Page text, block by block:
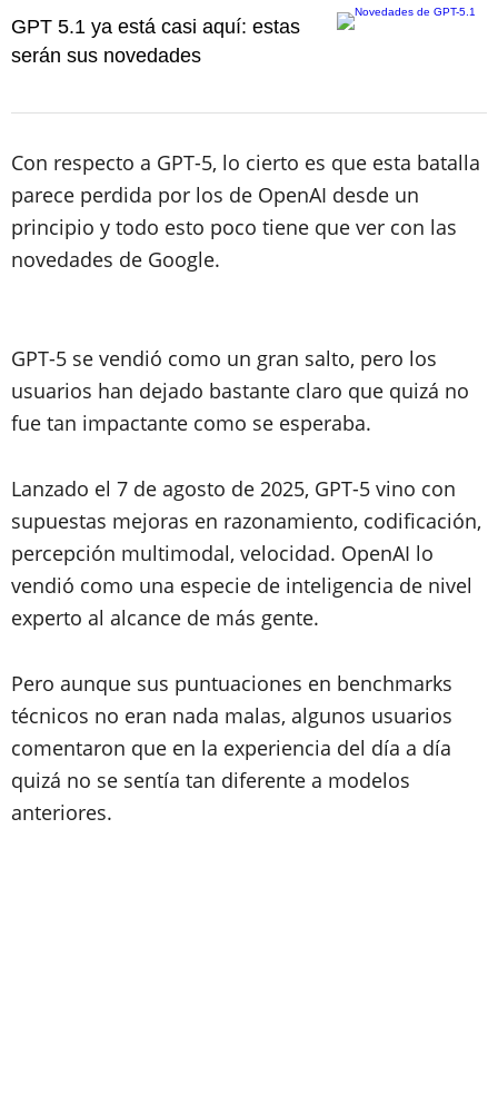
GPT 5.1 ya está casi aquí: estas
serán sus novedades
Con respecto a GPT-5, lo cierto es que esta batalla
parece perdida por los de OpenAI desde un
principio y todo esto poco tiene que ver con las
novedades de Google.
GPT-5 se vendió como un gran salto, pero los
usuarios han dejado bastante claro que quizá no
fue tan impactante como se esperaba.
Lanzado el 7 de agosto de 2025, GPT-5 vino con
supuestas mejoras en razonamiento, codificación,
percepción multimodal, velocidad. OpenAI lo
vendió como una especie de inteligencia de nivel
experto al alcance de más gente.
Pero aunque sus puntuaciones en benchmarks
técnicos no eran nada malas, algunos usuarios
comentaron que en la experiencia del día a día
quizá no se sentía tan diferente a modelos
anteriores.